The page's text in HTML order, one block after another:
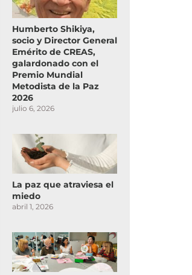
Humberto Shikiya,
socio y Director General
Emérito de CREAS,
galardonado con el
Premio Mundial
Metodista de la Paz
2026
julio 6, 2026
La paz que atraviesa el
miedo
abril 1, 2026